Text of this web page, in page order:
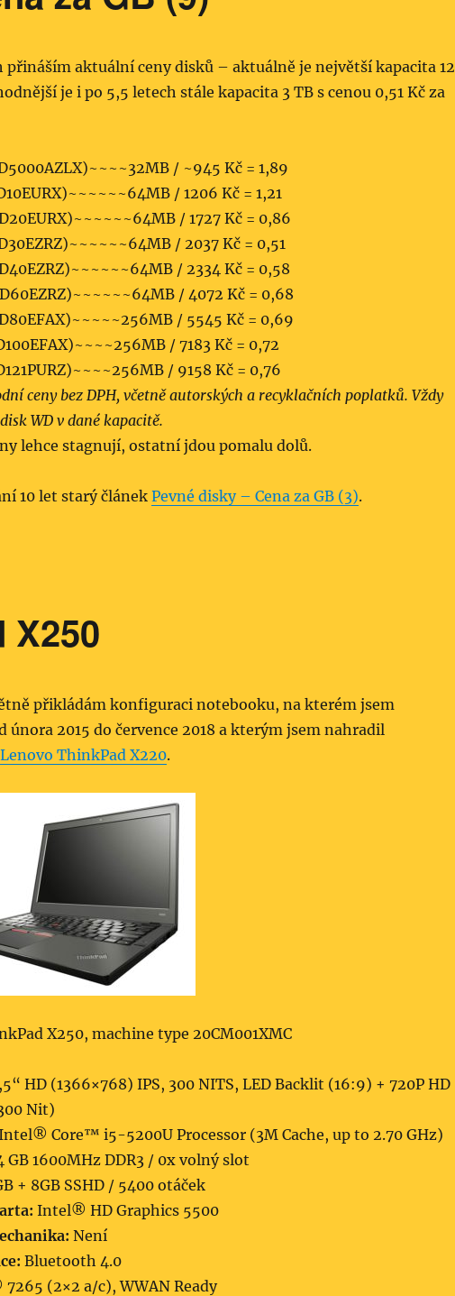
přináším aktuální ceny disků – aktuálně je největší kapacita 12
je i po 5,5 letech stále kapacita 3 TB s cenou 0,51 Kč za
/ ~945 Kč = 1,89
/ 1206 Kč = 1,21
/ 1727 Kč = 0,86
/ 2037 Kč = 0,51
/ 2334 Kč = 0,58
/ 4072 Kč = 0,68
/ 5545 Kč = 0,69
/ 7183 Kč = 0,72
/ 9158 Kč = 0,76
ceny bez DPH, včetně autorských a recyklačních poplatků. Vždy
WD v dané kapacitě.
lehce stagnují, ostatní jdou pomalu dolů.
10 let starý článekPevné disky – Cena za GB (3).
X250
přikládám konfiguraci notebooku, na kterém jsem
února 2015 do července 2018 a kterým jsem nahradil
Lenovo ThinkPad X220.
X250, machine type 20CM001XMC
HD (1366×768) IPS, 300 NITS, LED Backlit (16:9) + 720P HD
Nit)
Core™ i5-5200U Processor (3M Cache, up to 2.70 GHz)
GB 1600MHz DDR3 / 0x volný slot
+ 8GB SSHD / 5400 otáček
Intel® HD Graphics 5500
Není
Bluetooth 4.0
(2×2 a/c), WWAN Ready